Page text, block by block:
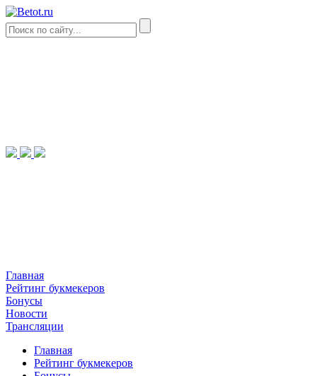
Главная
Рейтинг букмекеров
Бонусы
Новости
Трансляции
Главная
Рейтинг букмекеров